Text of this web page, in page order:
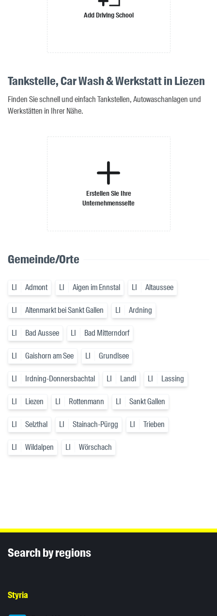
Add Driving School
Tankstelle, Car Wash & Werkstatt in Liezen
Finden Sie schnell und einfach Tankstellen, Autowaschanlagen und
Werkstätten in Ihrer Nähe.
Erstellen Sie Ihre
Unternehmensseite
Gemeinde/Orte
LI Admont LI Aigen im Ennstal LI Altaussee
LI Altenmarkt bei Sankt Gallen LI Ardning
LI Bad Aussee LI Bad Mitterndorf
LI Gaishorn am See LI Grundlsee
LI Irdning-Donnersbachtal LI Landl LI Lassing
LI Liezen LI Rottenmann LI Sankt Gallen
LI Selzthal LI Stainach-Pürgg LI Trieben
LI Wildalpen LI Wörschach
Search by regions
Styria